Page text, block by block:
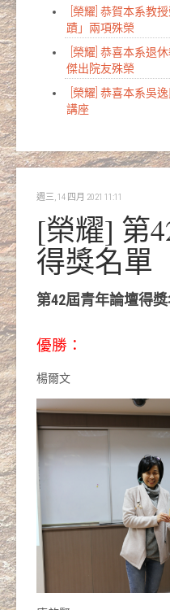
[榮耀] 恭賀本系教
蹟」兩項殊榮
[榮耀] 恭喜本系退
傑出院友殊榮
[榮耀] 恭喜本系吳
講座
週三, 14 四月 2021 11:11
[榮耀] 第
得獎名單
第42屆青年論壇得
優勝：
楊爾文